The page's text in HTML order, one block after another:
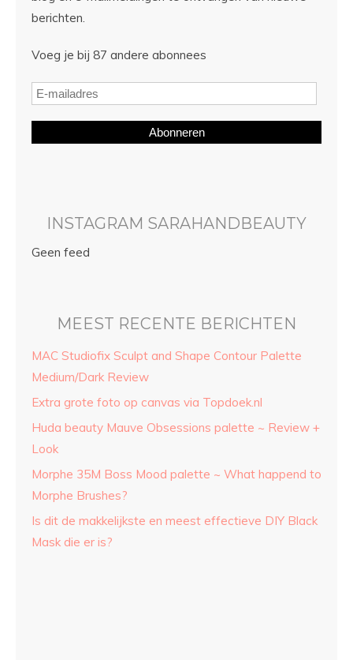
berichten.
Voeg je bij 87 andere abonnees
Abonneren
INSTAGRAM SARAHANDBEAUTY
Geen feed
MEEST RECENTE BERICHTEN
MAC Studiofix Sculpt and Shape Contour Palette
Medium/Dark Review
Extra grote foto op canvas via Topdoek.nl
Huda beauty Mauve Obsessions palette ~ Review +
Look
Morphe 35M Boss Mood palette ~ What happend to
Morphe Brushes?
Is dit de makkelijkste en meest effectieve DIY Black
Mask die er is?